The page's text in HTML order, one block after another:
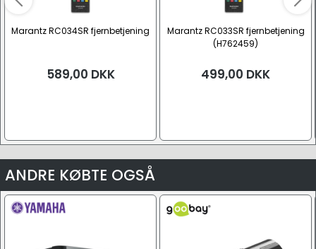
Marantz RC034SR fjernbetjening
589,00 DKK
Marantz RC033SR fjernbetjening
(H762459)
499,00 DKK
ANDRE KØBTE OGSÅ